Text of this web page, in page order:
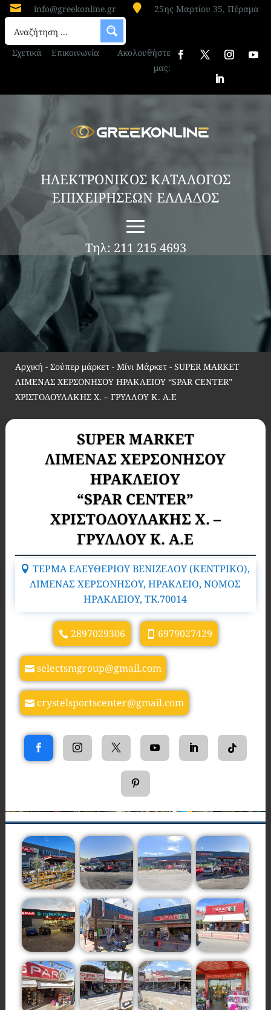
 info@greekonline.gr  25ης Μαρτίου 35, Πέραμα
Σχετικά Επικοινωνία
Ακολουθήστε
μας:
ΗΛΕΚΤΡΟΝΙΚΟΣ ΚΑΤΑΛΟΓΟΣ
ΕΠΙΧΕΙΡΗΣΕΩΝ ΕΛΛΑΔΟΣ
Τηλ: 211 215 4693
Αρχική - Σούπερ μάρκετ - Μίνι Μάρκετ- SUPER MARKET
ΛΙΜΕΝΑΣ ΧΕΡΣΟΝΗΣΟΥ ΗΡΑΚΛΕΙΟY “SPAR CENTER”
ΧΡΙΣΤΟΔΟΥΛΑΚΗΣ Χ. – ΓΡΥΛΛΟΥ Κ. Α.Ε
SUPER MARKET
ΛΙΜΕΝΑΣ ΧΕΡΣΟΝΗΣΟΥ
ΗΡΑΚΛΕΙΟY
“SPAR CENTER”
ΧΡΙΣΤΟΔΟΥΛΑΚΗΣ Χ. –
ΓΡΥΛΛΟΥ Κ. Α.Ε
ΤΕΡΜΑ ΕΛΕΥΘΕΡΙΟΥ ΒΕΝΙΖΕΛΟΥ (ΚΕΝΤΡΙΚΟ),
ΛΙΜΕΝΑΣ ΧΕΡΣΟΝΗΣΟΥ, ΗΡΑΚΛΕΙΟ, ΝΟΜΟΣ
ΗΡΑΚΛΕΙΟΥ, TK.70014
2897029306 6979027429
selectsmgroup@gmail.com
crystelsportscenter@gmail.com